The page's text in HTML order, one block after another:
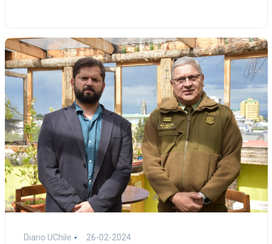
Diario UChile 26-02-2024